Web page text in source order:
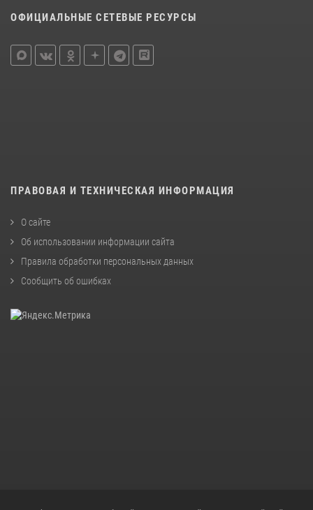
ОФИЦИАЛЬНЫЕ СЕТЕВЫЕ РЕСУРСЫ
ПРАВОВАЯ И ТЕХНИЧЕСКАЯ ИНФОРМАЦИЯ
О сайте
Об использовании информации сайта
Правила обработки персональных данных
Сообщить об ошибках